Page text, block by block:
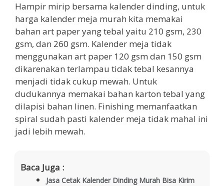
Hampir mirip bersama kalender dinding, untuk
harga kalender meja murah kita memakai
bahan art paper yang tebal yaitu 210 gsm, 230
gsm, dan 260 gsm. Kalender meja tidak
menggunakan art paper 120 gsm dan 150 gsm
dikarenakan terlampau tidak tebal kesannya
menjadi tidak cukup mewah. Untuk
dudukannya memakai bahan karton tebal yang
dilapisi bahan linen. Finishing memanfaatkan
spiral sudah pasti kalender meja tidak mahal ini
jadi lebih mewah.
Baca Juga :
Jasa Cetak Kalender Dinding Murah Bisa Kirim